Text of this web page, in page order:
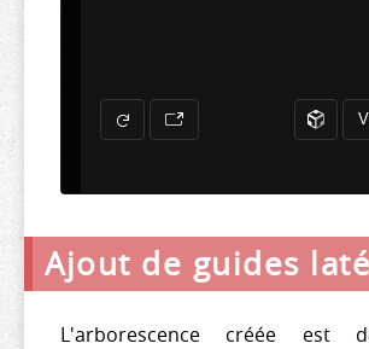
Ajout de guides
L'arborescence créée est